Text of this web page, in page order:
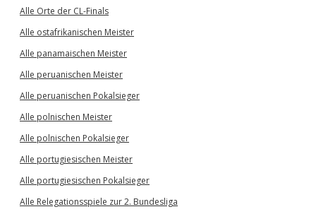
Alle Orte der CL-Finals
Alle ostafrikanischen Meister
Alle panamaischen Meister
Alle peruanischen Meister
Alle peruanischen Pokalsieger
Alle polnischen Meister
Alle polnischen Pokalsieger
Alle portugiesischen Meister
Alle portugiesischen Pokalsieger
Alle Relegationsspiele zur 2. Bundesliga